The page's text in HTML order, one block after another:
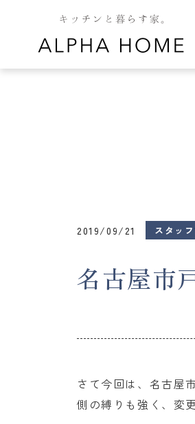
2019/09/21 スタッ
名古屋市
さて今回は、名古屋
側の縛りも強く、変